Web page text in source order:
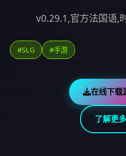
v0.29.1,官方法国语,
#SLG #手游
在线下载
了解更多